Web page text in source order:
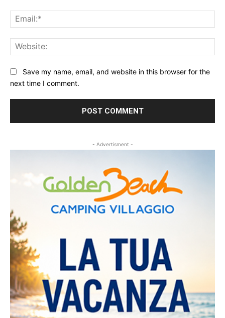
Save my name, email, and website in this browser for the
next time I comment.
- Advertisment -